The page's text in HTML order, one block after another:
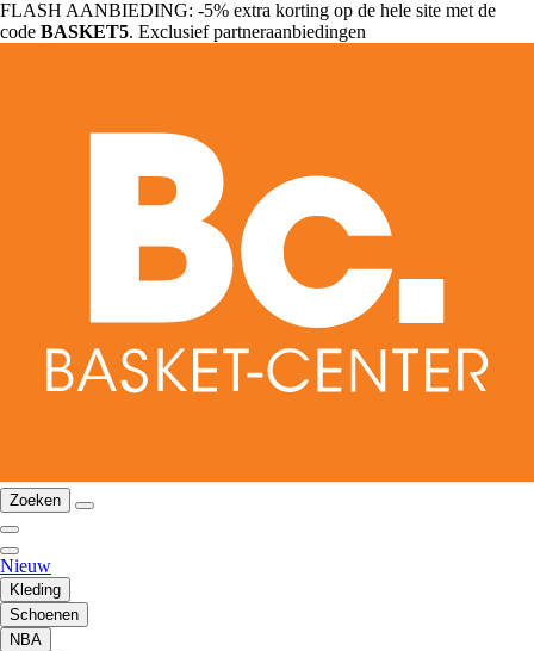
FLASH AANBIEDING: -5% extra korting op de hele site met de
code BASKET5. Exclusief partneraanbiedingen
Zoeken
Nieuw
Kleding
Schoenen
NBA